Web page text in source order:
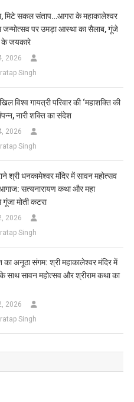
List
मिटे सकल संताप…आगरा के महाकालेश्वर
जन्मोत्सव पर उमड़ा आस्था का सैलाब, गूंजे
के जयकारे
2026
Singh
विश्व गायत्री परिवार की ‘महाशक्ति की
नारी शक्ति का संदेश
2026
Singh
श्री धनकामेश्वर मंदिर में सावन महोत्सव
सत्यनारायण कथा और महा
मोती कटरा
2026
Singh
का अनूठा संगम: श्री महाकालेश्वर मंदिर में
साथ सावन महोत्सव और श्रीराम कथा का
2026
Singh